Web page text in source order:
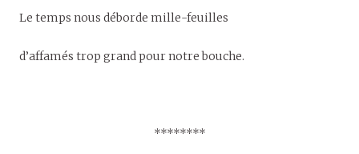
Le temps nous déborde mille-feuilles
d’affamés trop grand pour notre bouche.
********